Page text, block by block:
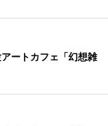
ートカフェ「幻想雑